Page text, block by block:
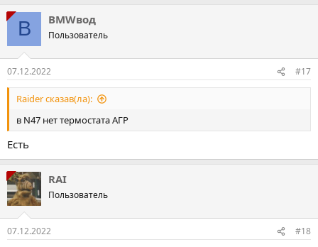
B BMWвод
Пользователь
07.12.2022 #17
Raider сказав(ла):
в N47 нет термостата АГР
Есть
RAI
Пользователь
07.12.2022 #18